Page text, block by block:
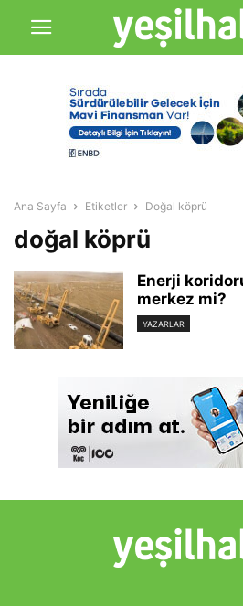
Ana Sayfa Etiketler Doğal köprü
doğal köprü
Enerji
merkez mi?
YAZARLAR